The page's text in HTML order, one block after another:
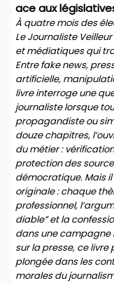
ace aux
À quatre mois des
Le Journaliste
et médiatiques qui
Entre fake news,
artificielle,
livre interroge une
journaliste lorsque
propagandiste ou
douze chapitres,
du métier :
protection des
démocratique. Mais
originale : chaque
professionnel,
diable” et la
dans une campagne
sur la presse, ce
plongée dans les
morales du